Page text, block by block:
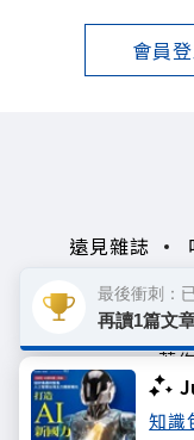
知識
會員
遠見雜誌
未來親子學習
著
最後衝刺：
再讀1篇文